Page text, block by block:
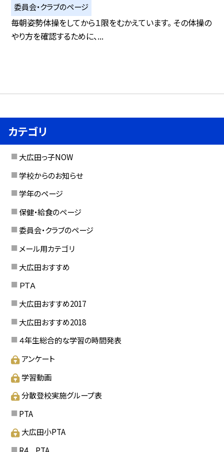
委員会・クラブのページ
毎朝姿勢体操をしてから１限をむかえています。 その体操の
やり方を確認するために、...
カテゴリ
大広田っ子NOW
学校からのお知らせ
学年のページ
保健・給食のページ
委員会・クラブのページ
メール用カテゴリ
大広田おすすめ
ＰＴＡ
大広田おすすめ2017
大広田おすすめ2018
４年生総合的な学習の時間発表
アンケート
学習動画
分散登校実施グループ表
PTA
大広田小PTA